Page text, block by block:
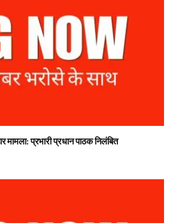
मामला: प्रभारी प्रधान पाठक निलंबित